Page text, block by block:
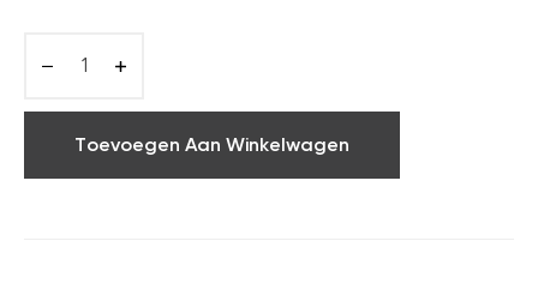
Toevoegen Aan Winkelwagen